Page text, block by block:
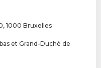
1000 Bruxelles
et Grand-Duché de